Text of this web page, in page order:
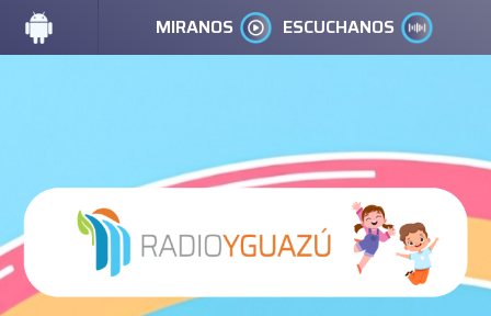
MIRANOS ESCUCHANOS